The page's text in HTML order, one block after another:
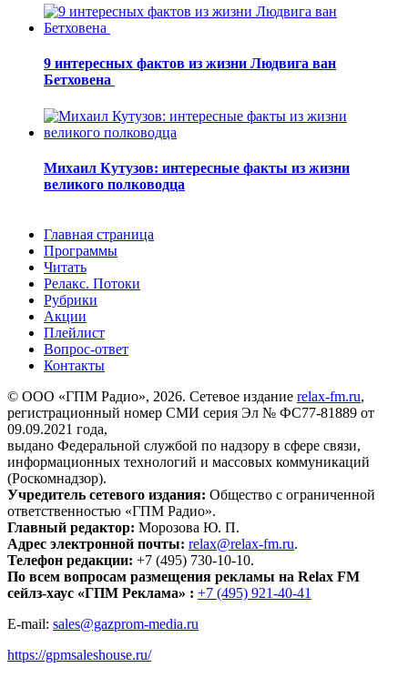
9 интересных фактов из жизни Людвига ван
Бетховена
Михаил Кутузов: интересные факты из жизни
великого полководца
Главная страница
Программы
Читать
Релакс. Потоки
Рубрики
Акции
Плейлист
Вопрос-ответ
Контакты
© ООО «ГПМ Радио», 2026. Сетевое издание relax-fm.ru,
регистрационный номер СМИ серия Эл № ФС77-81889 от
09.09.2021 года,
выдано Федеральной службой по надзору в сфере связи,
информационных технологий и массовых коммуникаций
(Роскомнадзор).
Учредитель сетевого издания: Общество с ограниченной
ответственностью «ГПМ Радио».
Главный редактор: Морозова Ю. П.
Адрес электронной почты: relax@relax-fm.ru.
Телефон редакции: +7 (495) 730-10-10.
По всем вопросам размещения рекламы на Relax FM
сейлз-хаус «ГПМ Реклама» : +7 (495) 921-40-41
E-mail: sales@gazprom-media.ru
https://gpmsaleshouse.ru/